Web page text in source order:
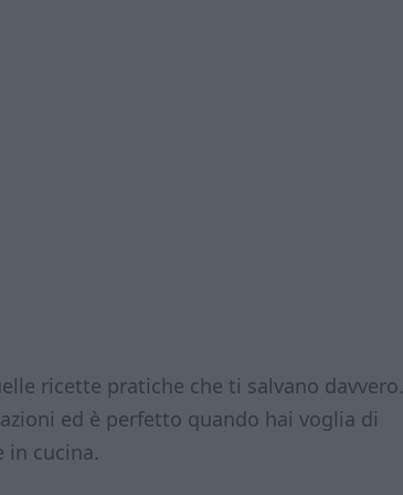
ricette pratiche che ti salvano davvero.
ed è perfetto quando hai voglia di
in cucina.